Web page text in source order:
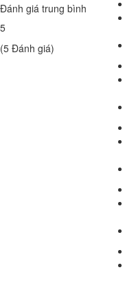
Đánh giá trung bình
5
(5 Đánh giá)